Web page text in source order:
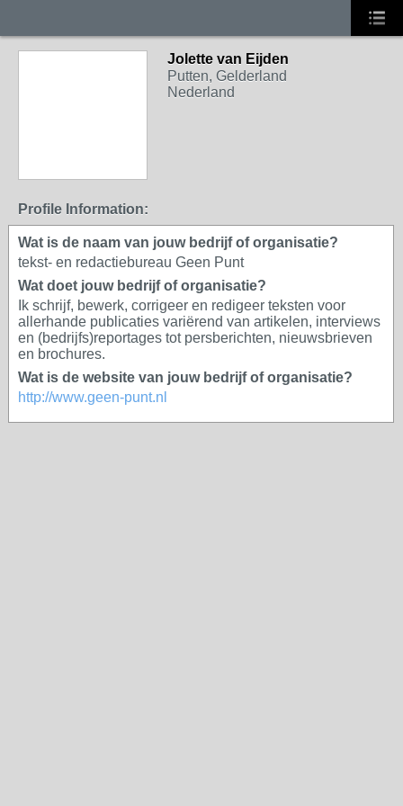
Jolette van Eijden
Putten, Gelderland
Nederland
Profile Information:
Wat is de naam van jouw bedrijf of organisatie?
tekst- en redactiebureau Geen Punt
Wat doet jouw bedrijf of organisatie?
Ik schrijf, bewerk, corrigeer en redigeer teksten voor
allerhande publicaties variërend van artikelen, interviews
en (bedrijfs)reportages tot persberichten, nieuwsbrieven
en brochures.
Wat is de website van jouw bedrijf of organisatie?
http://www.geen-punt.nl